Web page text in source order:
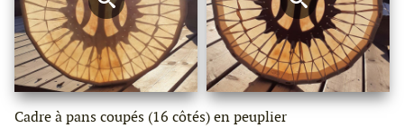
Cadre à pans coupés (16 côtés) en peuplier